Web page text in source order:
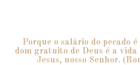
Porque o salário do pecado
dom gratuito de Deus é a vida
Jesus, nosso Senhor.